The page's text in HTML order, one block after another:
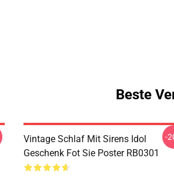
Beste
Vintage Schlaf Mit Sirens Idol
Geschenk Fot Sie Poster RB0301
-